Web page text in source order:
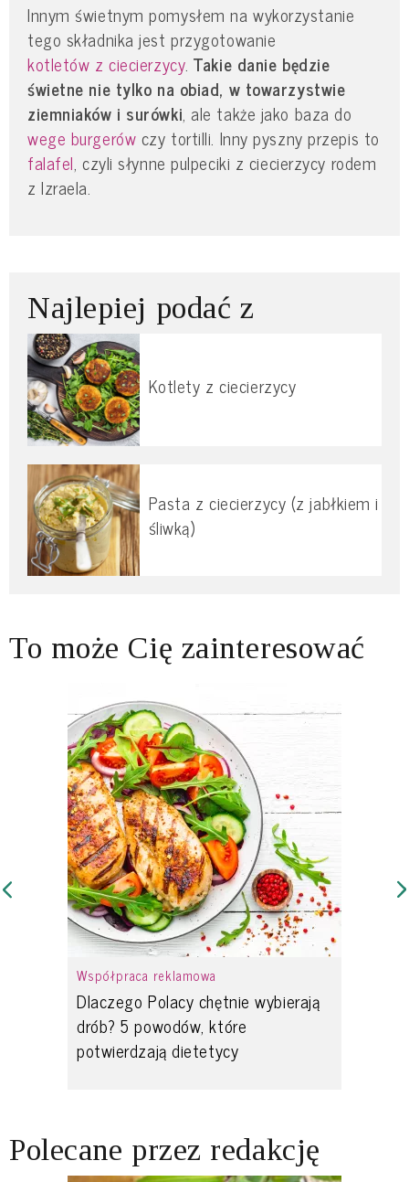
Innym świetnym pomysłem na wykorzystanie
tego składnika jest przygotowanie
kotletów z ciecierzycy. Takie danie będzie
świetne nie tylko na obiad, w towarzystwie
ziemniaków i surówki, ale także jako baza do
wege burgerów czy tortilli. Inny pyszny przepis to
falafel, czyli słynne pulpeciki z ciecierzycy rodem
z Izraela.
Najlepiej podać z
Kotlety z ciecierzycy
Pasta z ciecierzycy (z jabłkiem i
śliwką)
To może Cię zainteresować
Współpraca reklamowa
Dlaczego Polacy chętnie wybierają
drób? 5 powodów, które
potwierdzają dietetycy
Polecane przez redakcję